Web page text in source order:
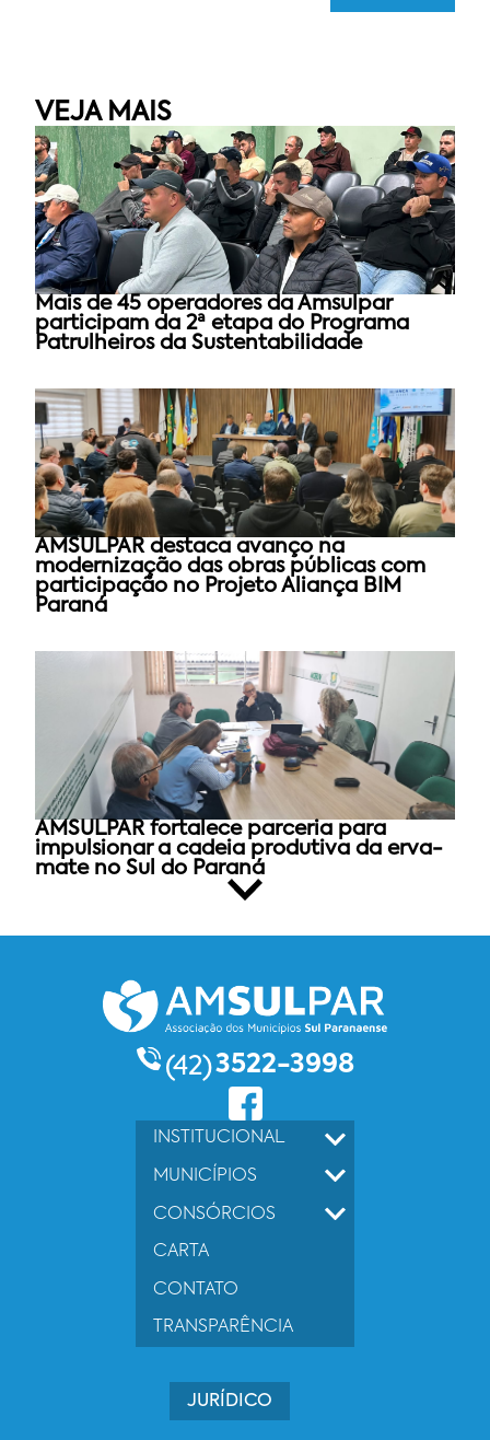
VEJA MAIS
Mais de 45 operadores da Amsulpar
participam da 2ª etapa do Programa
Patrulheiros da Sustentabilidade
AMSULPAR destaca avanço na
modernização das obras públicas com
participação no Projeto Aliança BIM
Paraná
AMSULPAR fortalece parceria para
impulsionar a cadeia produtiva da erva-
mate no Sul do Paraná
(42)3522-3998
INSTITUCIONAL
MUNICÍPIOS
CONSÓRCIOS
CARTA
CONTATO
TRANSPARÊNCIA
JURÍDICO